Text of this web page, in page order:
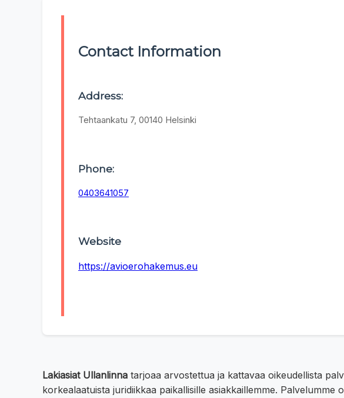
Contact Information
Address:
Tehtaankatu 7, 00140 Helsinki
Phone:
0403641057
Website
https://avioerohakemus.eu
Lakiasiat Ullanlinna tarjoaa arvostettua ja kattavaa oikeudellista
korkealaatuista juridiikkaa paikallisille asiakkaillemme.